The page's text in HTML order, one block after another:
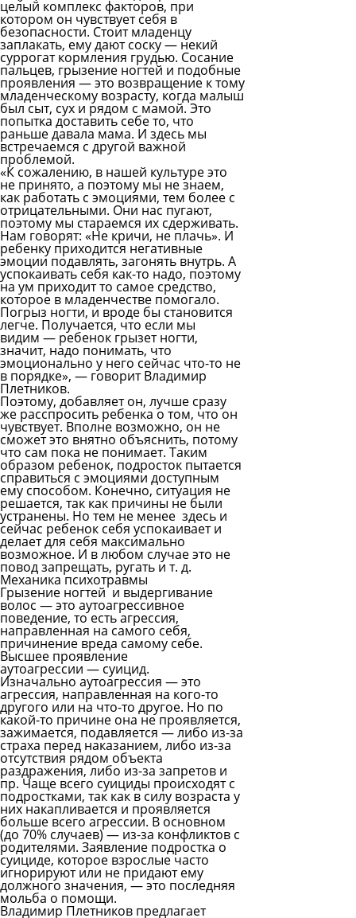
целый комплекс факторов, при
котором он чувствует себя в
безопасности. Стоит младенцу
заплакать, ему дают соску — некий
суррогат кормления грудью. Сосание
пальцев, грызение ногтей и подобные
проявления — это возвращение к тому
младенческому возрасту, когда малыш
был сыт, сух и рядом с мамой. Это
попытка доставить себе то, что
раньше давала мама. И здесь мы
встречаемся с другой важной
проблемой.
«К сожалению, в нашей культуре это
не принято, а поэтому мы не знаем,
как работать с эмоциями, тем более с
отрицательными. Они нас пугают,
поэтому мы стараемся их сдерживать.
Нам говорят: «Не кричи, не плачь». И
ребенку приходится негативные
эмоции подавлять, загонять внутрь. А
успокаивать себя как-то надо, поэтому
на ум приходит то самое средство,
которое в младенчестве помогало.
Погрыз ногти, и вроде бы становится
легче. Получается, что если мы
видим — ребенок грызет ногти,
значит, надо понимать, что
эмоционально у него сейчас что-то не
в порядке», — говорит Владимир
Плетников.
Поэтому, добавляет он, лучше сразу
же расспросить ребенка о том, что он
чувствует. Вполне возможно, он не
сможет это внятно объяснить, потому
что сам пока не понимает. Таким
образом ребенок, подросток пытается
справиться с эмоциями доступным
ему способом. Конечно, ситуация не
решается, так как причины не были
устранены. Но тем не менее здесь и
сейчас ребенок себя успокаивает и
делает для себя максимально
возможное. И в любом случае это не
повод запрещать, ругать и т. д.
Механика психотравмы
Грызение ногтей и выдергивание
волос — это аутоагрессивное
поведение, то есть агрессия,
направленная на самого себя,
причинение вреда самому себе.
Высшее проявление
аутоагрессии — суицид.
Изначально аутоагрессия — это
агрессия, направленная на кого-то
другого или на что-то другое. Но по
какой-то причине она не проявляется,
зажимается, подавляется — либо из-за
страха перед наказанием, либо из-за
отсутствия рядом объекта
раздражения, либо из-за запретов и
пр. Чаще всего суициды происходят с
подростками, так как в силу возраста у
них накапливается и проявляется
больше всего агрессии. В основном
(до 70% случаев) — из-за конфликтов с
родителями. Заявление подростка о
суициде, которое взрослые часто
игнорируют или не придают ему
должного значения, — это последняя
мольба о помощи.
Владимир Плетников предлагает